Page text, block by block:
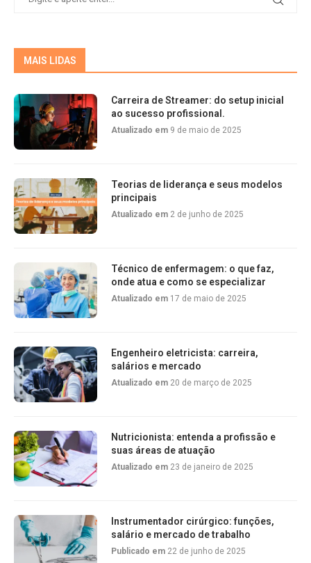
MAIS LIDAS
Carreira de Streamer: do setup inicial
ao sucesso profissional.
Atualizado em 9 de maio de 2025
Teorias de liderança e seus modelos
principais
Atualizado em 2 de junho de 2025
Técnico de enfermagem: o que faz,
onde atua e como se especializar
Atualizado em 17 de maio de 2025
Engenheiro eletricista: carreira,
salários e mercado
Atualizado em 20 de março de 2025
Nutricionista: entenda a profissão e
suas áreas de atuação
Atualizado em 23 de janeiro de 2025
Instrumentador cirúrgico: funções,
salário e mercado de trabalho
Publicado em 22 de junho de 2025